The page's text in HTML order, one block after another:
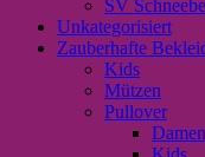
SV
Unkategorisiert
Zauberhafte
Kids
Mützen
Pullover
Damen